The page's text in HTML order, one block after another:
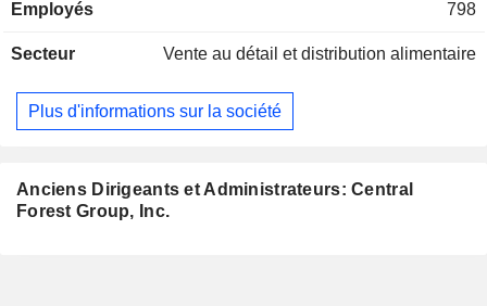
Anciens Dirigeants et Administrateurs: Central
Forest Group, Inc.
en gros de produits alimentaires et d'alcools, de l'achat de
vente en gros de produits alimentaires et d'alcools, du
de ses filiales à part entière.
Employés 798
Secteur Vente au détail et distribution alimentaire
Plus d'informations sur la société